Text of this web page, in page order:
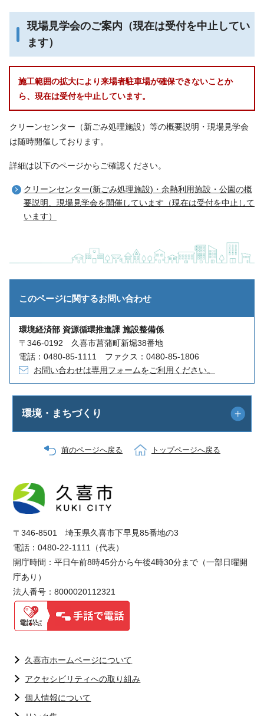
現場見学会のご案内（現在は受付を中止してい
ます）
施工範囲の拡大により来場者駐車場が確保できないことか
ら、現在は受付を中止しています。
クリーンセンター（新ごみ処理施設）等の概要説明・現場見学会
は随時開催しております。
詳細は以下のページからご確認ください。
クリーンセンター(新ごみ処理施設)・余熱利用施設・公園の概
要説明、現場見学会を開催しています（現在は受付を中止して
います）
このページに関するお問い合わせ
環境経済部 資源循環推進課 施設整備係
〒346-0192 久喜市菖蒲町新堀38番地
電話：0480-85-1111 ファクス：0480-85-1806
お問い合わせは専用フォームをご利用ください。
環境・まちづくり
前のページへ戻る トップページへ戻る
〒346-8501 埼玉県久喜市下早見85番地の3
電話：0480-22-1111（代表）
開庁時間：平日午前8時45分から午後4時30分まで（一部日曜開
庁あり）
法人番号：8000020112321
久喜市ホームページについて
アクセシビリティへの取り組み
個人情報について